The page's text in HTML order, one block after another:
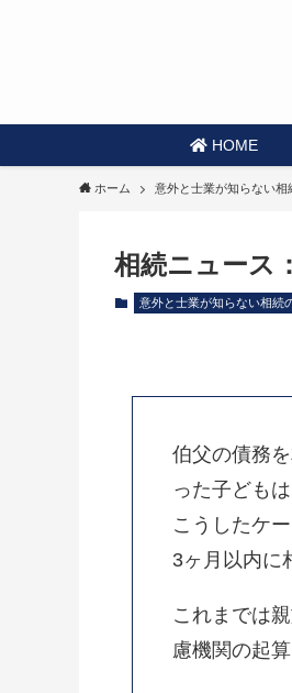
HOME
ホーム 意外と士業が知らない相
相続ニュース
意外と士業が知らない相続
伯父の債務
った子ども
こうしたケ
3ヶ月以内に
これまでは
慮機関の起